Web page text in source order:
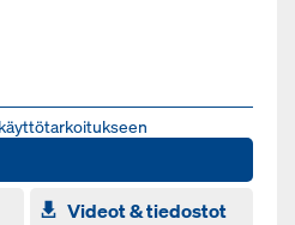
Videot & tiedostot